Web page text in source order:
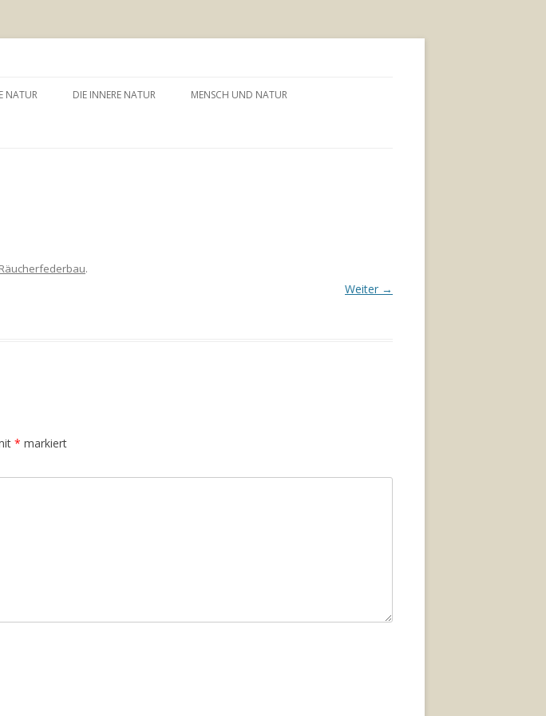
Inhalt
NATUR DIE INNERE NATUR MENSCH UND NATUR
.
Weiter →
* markiert